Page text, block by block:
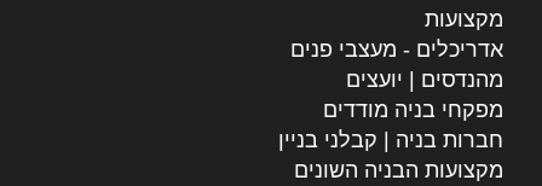
מקצועות
אדריכלים - מעצבי פנים
מהנדסים | יועצים
מפקחי בניה מודדים
חברות בניה | קבלני בניין
מקצועות הבניה השונים